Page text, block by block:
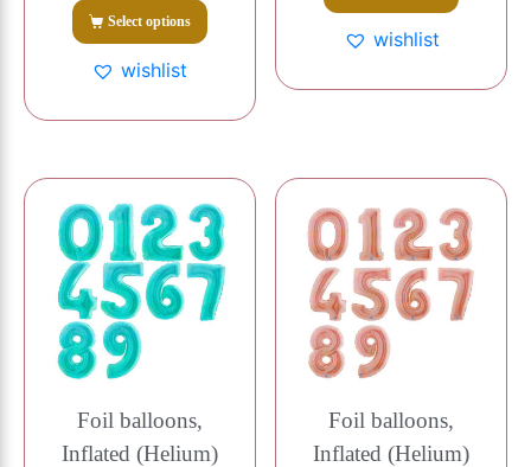
Select options
wishlist
wishlist
Foil balloons,
Inflated (Helium)
Foil balloons,
Inflated (Helium)